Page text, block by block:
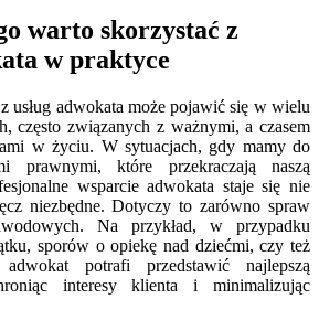
warto skorzystać z
w praktyce
usług adwokata może pojawić się w wielu
często związanych z ważnymi, a czasem
w życiu. W sytuacjach, gdy mamy do
prawnymi, które przekraczają naszą
wsparcie adwokata staje się nie
niezbędne. Dotyczy to zarówno spraw
Na przykład, w przypadku
sporów o opiekę nad dziećmi, czy też
potrafi przedstawić najlepszą
interesy klienta i minimalizując